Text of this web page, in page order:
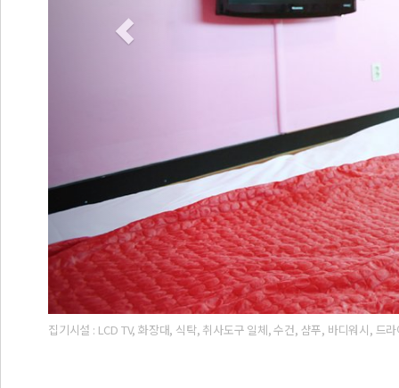
집기시설 : LCD TV, 화장대, 식탁, 취사도구 일체, 수건, 샴푸, 바디워시, 드